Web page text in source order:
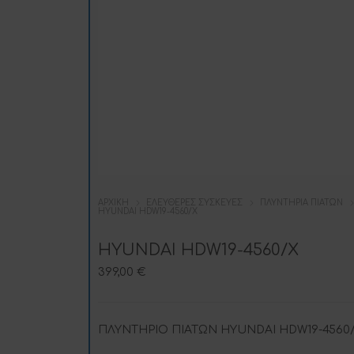
ΑΡΧΙΚΉ ΕΛΕΎΘΕΡΕΣ ΣΥΣΚΕΥΈΣ
ΠΛΥΝΤΉΡΙΑ ΠΙΆΤΩΝ
HYUNDAI HDW19-4560/X
HYUNDAI HDW19-4560/X
399,00 €
ΠΛΥΝΤΗΡΙΟ ΠΙΑΤΩΝ HYUNDAI HDW19-